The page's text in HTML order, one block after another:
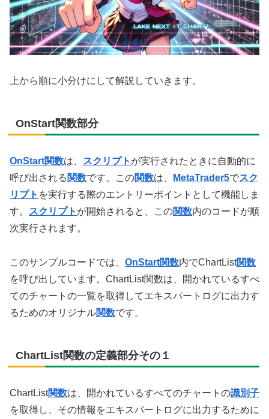
上から順に小分けにして解説していきます。
OnStart関数部分
OnStart関数は、 スクリプト が実行されたときに自動的に
呼び出される 関数です。この関数は、 MetaTrader5でスク
リプト を実行する際のエントリーポイントとして機能しま
す。 スクリプト が開始されると、この関数内のコードが順
次実行されます。
このサンプルコードでは、 OnStart関数内でChartList関数
を呼び出しています。ChartList関数は、開かれているすべ
てのチャートの一覧を取得してエキスパートログに出力す
るためのオリジナル関数です。
ChartList関数の定義部分その１
ChartList関数は、開かれているすべてのチャートの識別子
を取得し、その情報をエキスパートログに出力するために